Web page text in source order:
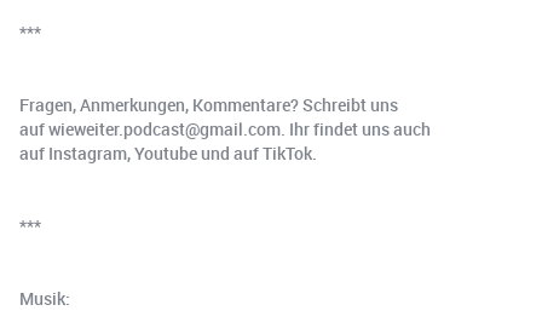
***
Fragen, Anmerkungen, Kommentare? Schreibt uns
auf ⁠wieweiter.podcast@gmail.com⁠. Ihr findet uns auch
auf ⁠Instagram⁠, ⁠Youtube⁠ und auf ⁠TikTok⁠.
***
Musik: